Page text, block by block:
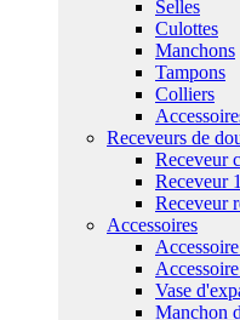
Selles
Culottes
Manchons
Tampons
Colliers
Receveurs de
Receveur
Receveur
Receveur
Accessoires
Vase
Manchon